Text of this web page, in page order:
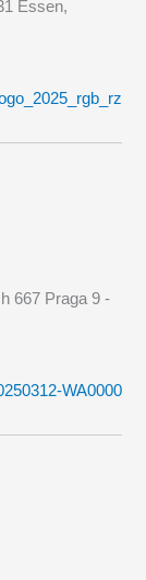
Essen,
667 Praga 9 -